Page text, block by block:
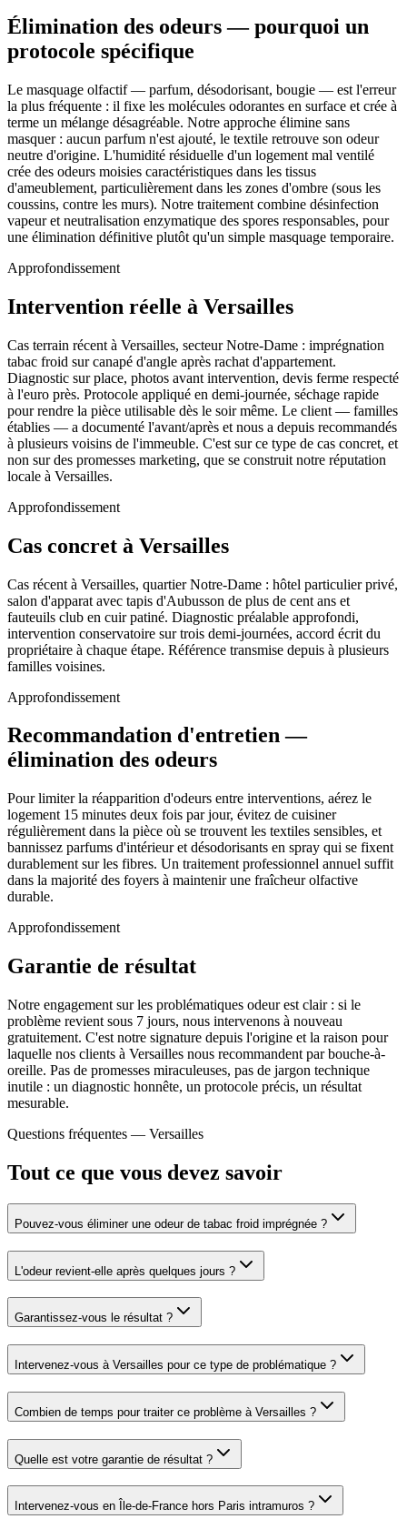
Élimination des odeurs — pourquoi un
protocole spécifique
Le masquage olfactif — parfum, désodorisant, bougie — est l'erreur
la plus fréquente : il fixe les molécules odorantes en surface et crée à
terme un mélange désagréable. Notre approche élimine sans
masquer : aucun parfum n'est ajouté, le textile retrouve son odeur
neutre d'origine. L'humidité résiduelle d'un logement mal ventilé
crée des odeurs moisies caractéristiques dans les tissus
d'ameublement, particulièrement dans les zones d'ombre (sous les
coussins, contre les murs). Notre traitement combine désinfection
vapeur et neutralisation enzymatique des spores responsables, pour
une élimination définitive plutôt qu'un simple masquage temporaire.
Approfondissement
Intervention réelle à Versailles
Cas terrain récent à Versailles, secteur Notre-Dame : imprégnation
tabac froid sur canapé d'angle après rachat d'appartement.
Diagnostic sur place, photos avant intervention, devis ferme respecté
à l'euro près. Protocole appliqué en demi-journée, séchage rapide
pour rendre la pièce utilisable dès le soir même. Le client — familles
établies — a documenté l'avant/après et nous a depuis recommandés
à plusieurs voisins de l'immeuble. C'est sur ce type de cas concret, et
non sur des promesses marketing, que se construit notre réputation
locale à Versailles.
Approfondissement
Cas concret à Versailles
Cas récent à Versailles, quartier Notre-Dame : hôtel particulier privé,
salon d'apparat avec tapis d'Aubusson de plus de cent ans et
fauteuils club en cuir patiné. Diagnostic préalable approfondi,
intervention conservatoire sur trois demi-journées, accord écrit du
propriétaire à chaque étape. Référence transmise depuis à plusieurs
familles voisines.
Approfondissement
Recommandation d'entretien —
élimination des odeurs
Pour limiter la réapparition d'odeurs entre interventions, aérez le
logement 15 minutes deux fois par jour, évitez de cuisiner
régulièrement dans la pièce où se trouvent les textiles sensibles, et
bannissez parfums d'intérieur et désodorisants en spray qui se fixent
durablement sur les fibres. Un traitement professionnel annuel suffit
dans la majorité des foyers à maintenir une fraîcheur olfactive
durable.
Approfondissement
Garantie de résultat
Notre engagement sur les problématiques odeur est clair : si le
problème revient sous 7 jours, nous intervenons à nouveau
gratuitement. C'est notre signature depuis l'origine et la raison pour
laquelle nos clients à Versailles nous recommandent par bouche-à-
oreille. Pas de promesses miraculeuses, pas de jargon technique
inutile : un diagnostic honnête, un protocole précis, un résultat
mesurable.
Questions fréquentes — Versailles
Tout ce que vous devez savoir
Pouvez-vous éliminer une odeur de tabac froid imprégnée ?
L'odeur revient-elle après quelques jours ?
Garantissez-vous le résultat ?
Intervenez-vous à Versailles pour ce type de problématique ?
Combien de temps pour traiter ce problème à Versailles ?
Quelle est votre garantie de résultat ?
Intervenez-vous en Île-de-France hors Paris intramuros ?